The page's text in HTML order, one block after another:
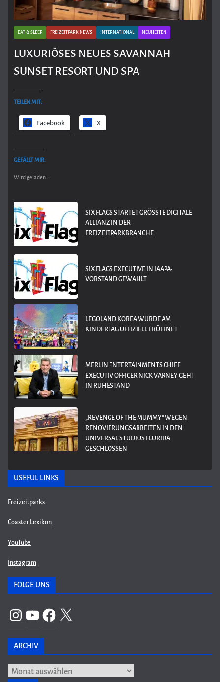
EAT & SLEEP FREIZEITPARK NEWS INTERNATIONAL NEUHEITEN
LUXURIÖSES NEUES SAVANNAH
SUNSET RESORT UND SPA
TEILEN MIT:
Facebook X
GEFÄLLT MIR:
Wird geladen …
SIX FLAGS STARTET GRÖSSTE DIGITALE A
LLIANZ IN DER F
REIZEITPARKBRANCHE
SIX FLAGS EXECUTIVE IN IAAPA-
VORSTAND GEWÄHLT
LEGOLAND KOREA WURDE AM
KINDERTAG OFFIZIELL ERÖFFNET
MERLIN ENTERTAINMENTS CHIEF
EXECUTIV OFFICER NICK VARNEY GEHT
IN RUHESTAND
„REVENGE OF THE MUMMY“ WEGEN
RENOVIERUNGSARBEITEN IN DEN
UNIVERSAL STUDIOS FLORIDA
GESCHLOSSEN
USEFUL LINKS
Freizeitparks
Coaster Lexikon
YouTube
Instagram
FOLGE UNS
InstagramYouTubeFacebook
X
ARCHIV
Archiv